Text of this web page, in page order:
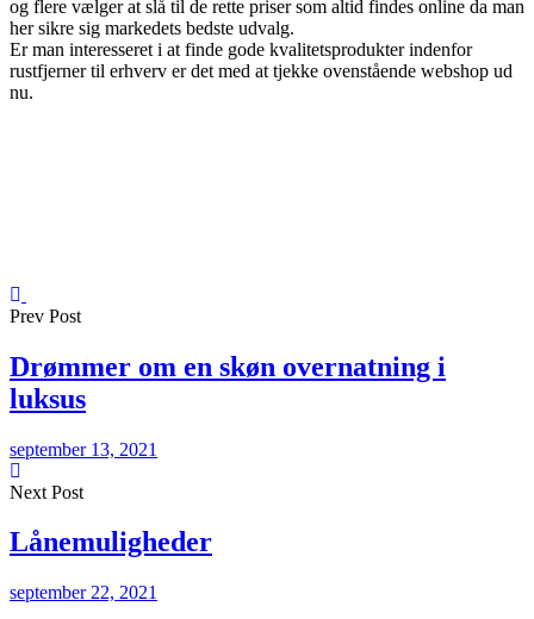
og flere vælger at slå til de rette priser som altid findes online da man
her sikre sig markedets bedste udvalg.
Er man interesseret i at finde gode kvalitetsprodukter indenfor
rustfjerner til erhverv er det med at tjekke ovenstående webshop ud
nu.
Prev Post
Drømmer om en skøn overnatning i
luksus
september 13, 2021
Next Post
Lånemuligheder
september 22, 2021